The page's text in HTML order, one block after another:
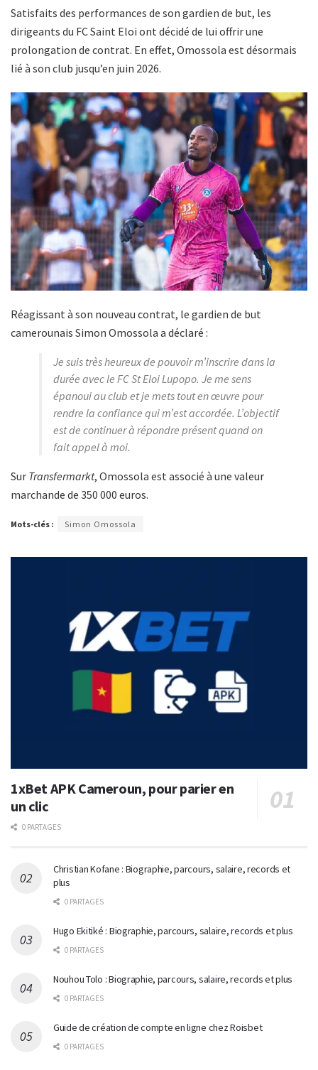
Satisfaits des performances de son gardien de but, les
dirigeants du FC Saint Eloi ont décidé de lui offrir une
prolongation de contrat. En effet, Omossola est désormais
lié à son club jusqu’en juin 2026.
Réagissant à son nouveau contrat, le gardien de but
camerounais Simon Omossola a déclaré :
Je suis très heureux de pouvoir m’inscrire dans la
durée avec le FC St Eloi Lupopo. Je me sens
épanoui au club et je mets tout en œuvre pour
rendre la confiance qui m’est accordée. L’objectif
est de continuer à répondre présent quand on
fait appel à moi.
Sur Transfermarkt, Omossola est associé à une valeur
marchande de 350 000 euros.
Mots-clés : Simon Omossola
1xBet APK Cameroun, pour parier en
un clic
0 PARTAGES
Christian Kofane : Biographie, parcours, salaire, records et
plus
0 PARTAGES
Hugo Ekitiké : Biographie, parcours, salaire, records et plus
0 PARTAGES
Nouhou Tolo : Biographie, parcours, salaire, records et plus
0 PARTAGES
Guide de création de compte en ligne chez Roisbet
0 PARTAGES